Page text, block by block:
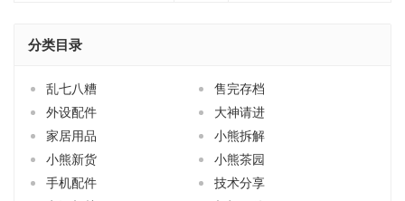
分类目录
乱七八糟
售完存档
外设配件
大神请进
家居用品
小熊拆解
小熊新货
小熊茶园
手机配件
技术分享